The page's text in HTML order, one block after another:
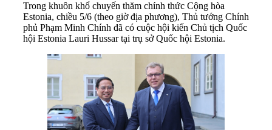
Trong khuôn khổ chuyến thăm chính thức Cộng hòa
Estonia, chiều 5/6 (theo giờ địa phương), Thủ tướng Chính
phủ Phạm Minh Chính đã có cuộc hội kiến Chủ tịch Quốc
hội Estonia Lauri Hussar tại trụ sở Quốc hội Estonia.